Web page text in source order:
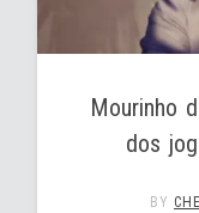
Mourinho
dos
BY